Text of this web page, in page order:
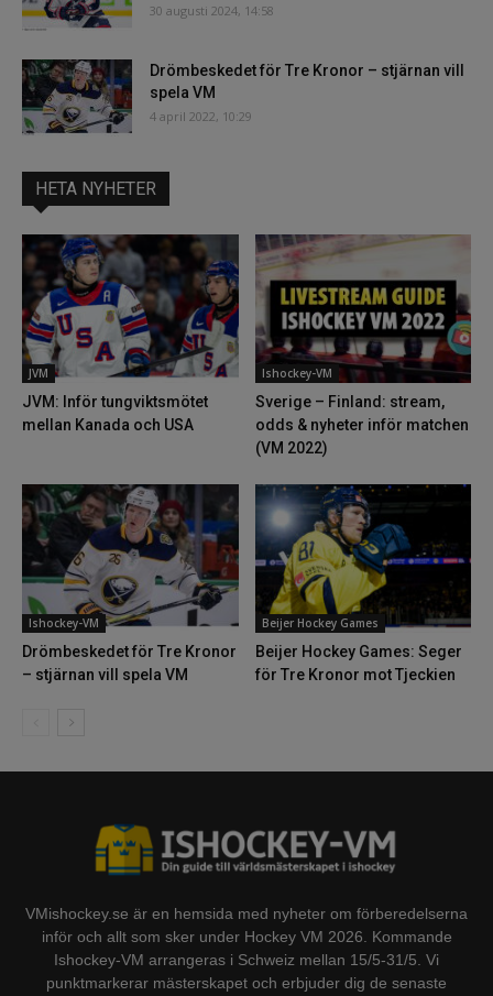
30 augusti 2024, 14:58
Drömbeskedet för Tre Kronor – stjärnan vill
spela VM
4 april 2022, 10:29
HETA NYHETER
JVM
JVM: Inför tungviktsmötet
mellan Kanada och USA
Ishockey-VM
Sverige – Finland: stream,
odds & nyheter inför matchen
(VM 2022)
Ishockey-VM
Drömbeskedet för Tre Kronor
– stjärnan vill spela VM
Beijer Hockey Games
Beijer Hockey Games: Seger
för Tre Kronor mot Tjeckien
VMishockey.se är en hemsida med nyheter om förberedelserna
inför och allt som sker under Hockey VM 2026. Kommande
Ishockey-VM arrangeras i Schweiz mellan 15/5-31/5. Vi
punktmarkerar mästerskapet och erbjuder dig de senaste